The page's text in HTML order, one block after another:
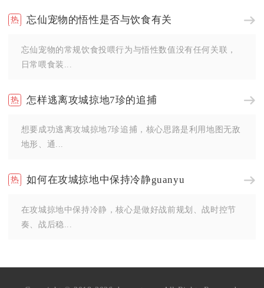
忘仙宠物的悟性是否与饮食有关
忘仙宠物的常规饮食投喂行为与悟性数值没有任何关联，
日常喂食装...
怎样逃离攻城掠地7珍的追捕
想要成功逃离攻城掠地7珍追捕，核心思路是利用地图无敌
地形、通...
如何在攻城掠地中保持冷静guanyu
在攻城掠地中保持冷静，核心是做好战前规划、战时控节
奏、战后稳...